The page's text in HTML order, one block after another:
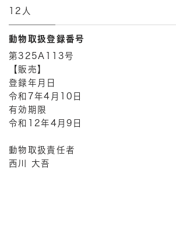
12人
動物取扱登録番号
第325A113号
【販売】
登録年月日
令和7年4月10日
有効期限
令和12年4月9日
動物取扱責任者
西川 大吾